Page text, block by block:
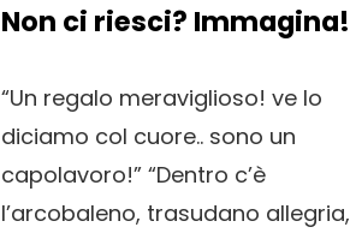
Non ci riesci? Immagina!
“Un regalo meraviglioso! ve lo
diciamo col cuore.. sono un
capolavoro!” “Dentro c’è
l’arcobaleno, trasudano allegria,